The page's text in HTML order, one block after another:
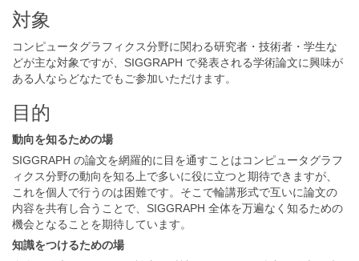
対象
コンピュータグラフィクス分野に関わる研究者・技術者・学生な
どが主な対象ですが、SIGGRAPH で発表される学術論文に興味が
ある人ならどなたでもご参加いただけます。
目的
動向を知るための場
SIGGRAPH の論文を網羅的に目を通すことはコンピュータグラフ
ィクス分野の動向を知る上で多いに役に立つと期待できますが、
これを個人で行うのは困難です。そこで輪講形式で互いに論文の
内容を共有し合うことで、SIGGRAPH 全体を万遍なく知るための
機会となることを期待しています。
知識をつけるための場